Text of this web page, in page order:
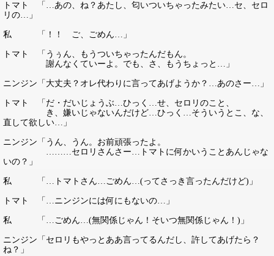
トマト 「…あの、ね？あたし、匂いついちゃったみたい…セ、セロ
リの…」
私 「！！ ご、ごめん…」
トマト 「うぅん、もうついちゃったんだもん。
謝んなくていーよ。でも、さ、もうちょっと…」
ニンジン「大丈夫？オレ代わりに言ってあげようか？…あのさー…」
トマト 「だ・だいじょうぶ…ひっく…せ、セロリのこと、
き、嫌いじゃないんだけど…ひっく…そういうとこ、な、
直して欲しい…」
ニンジン「うん、うん。お前頑張ったよ。
………セロリさんさー…トマトに何かいうことあんじゃな
いの？」
私 「…トマトさん…ごめん…(ってさっき言ったんだけど)」
トマト 「…ニンジンには何にもないの…」
私 「…ごめん…(無関係じゃん！そいつ無関係じゃん！)」
ニンジン「セロリもやっとああ言ってるんだし、許してあげたら？
ね？」